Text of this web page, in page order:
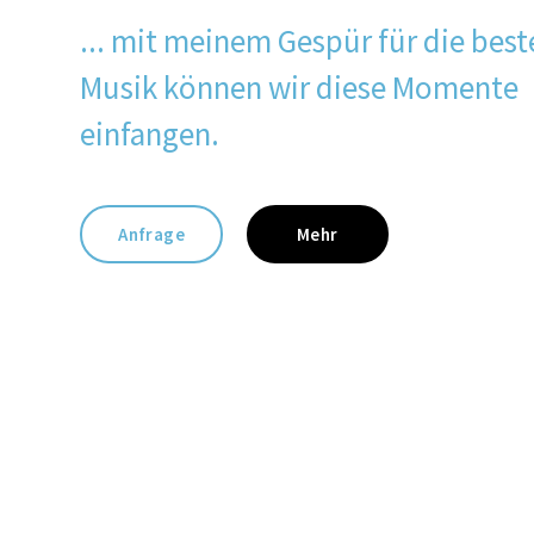
... mit meinem Gespür für die
Musik können wir diese Momente
einfangen.
Anfrage Mehr